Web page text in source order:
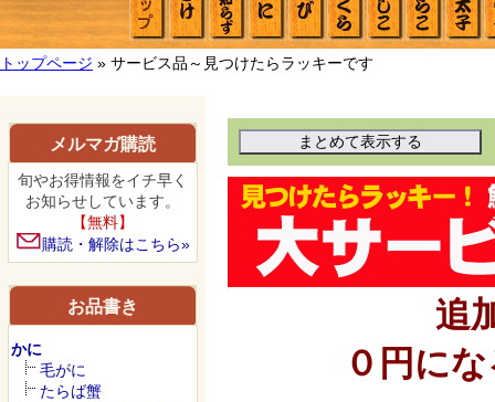
トップページ » サービス品～見つけたらラッキーです
メルマガ購読
旬やお得情報をイチ早く
お知らせしています。
【無料】
購読・解除はこちら»
お品書き
かに
毛がに
たらば蟹
追
０円に